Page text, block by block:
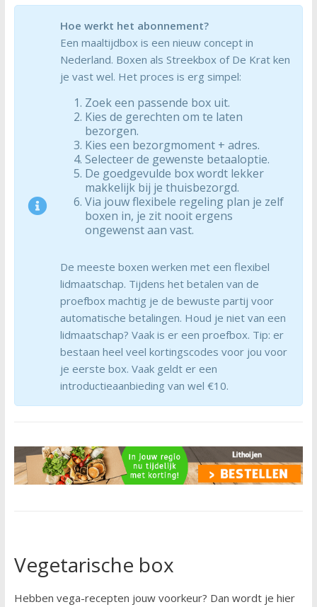
Hoe werkt het abonnement?
Een maaltijdbox is een nieuw concept in
Nederland. Boxen als Streekbox of De Krat ken
je vast wel. Het proces is erg simpel:
Zoek een passende box uit.
Kies de gerechten om te laten
bezorgen.
Kies een bezorgmoment + adres.
Selecteer de gewenste betaaloptie.
De goedgevulde box wordt lekker
makkelijk bij je thuisbezorgd.
Via jouw flexibele regeling plan je zelf
boxen in, je zit nooit ergens
ongewenst aan vast.
De meeste boxen werken met een flexibel
lidmaatschap. Tijdens het betalen van de
proefbox machtig je de bewuste partij voor
automatische betalingen. Houd je niet van een
lidmaatschap? Vaak is er een proefbox. Tip: er
bestaan heel veel kortingscodes voor jou voor
je eerste box. Vaak geldt er een
introductieaanbieding van wel €10.
Vegetarische box
Hebben vega-recepten jouw voorkeur? Dan wordt je hier